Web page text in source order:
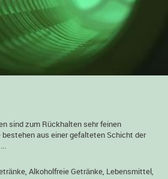
sind zum Rückhalten sehr feinen
aus einer gefalteten Schicht der
Alkoholfreie Getränke, Lebensmittel,